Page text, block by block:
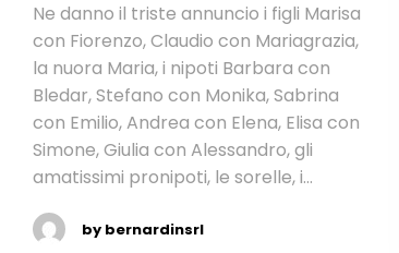
Ne danno il triste annuncio i figli Marisa
con Fiorenzo, Claudio con Mariagrazia,
la nuora Maria, i nipoti Barbara con
Bledar, Stefano con Monika, Sabrina
con Emilio, Andrea con Elena, Elisa con
Simone, Giulia con Alessandro, gli
amatissimi pronipoti, le sorelle, i...
by bernardinsrl